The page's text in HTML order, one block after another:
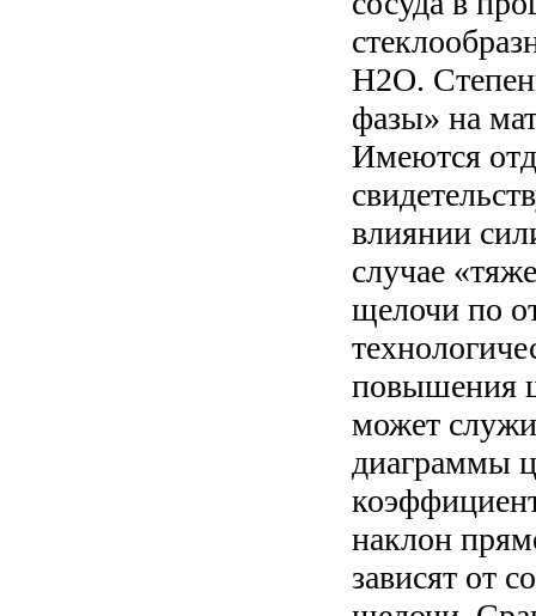
H2O.
фазы» на
Имеются
влиянии
случае
щелочи по
повышения
может
диаграммы
наклон
зависят от